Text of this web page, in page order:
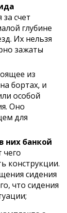
счет
глубине
Их нельзя
зажаты
из
бортах, и
особой
Оно
для
них банкой
чего
конструкции.
сидения
что сидения